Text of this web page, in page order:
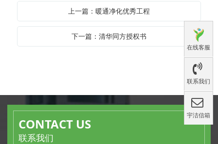
上一篇：暖通净化优秀工程
下一篇：清华同方授权书
CONTACT US
联系我们
在线客服
联系我们
宇洁信箱